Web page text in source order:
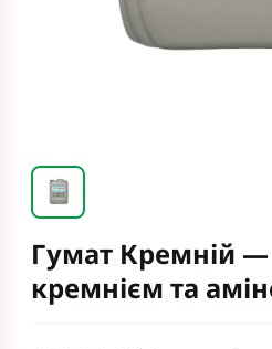
Гумат Кремній
кремнієм та